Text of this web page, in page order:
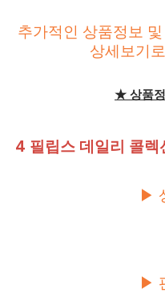
추가적인 상품정보
상세보기
★ 상품
4 필립스 데일리 콜
▶
▶